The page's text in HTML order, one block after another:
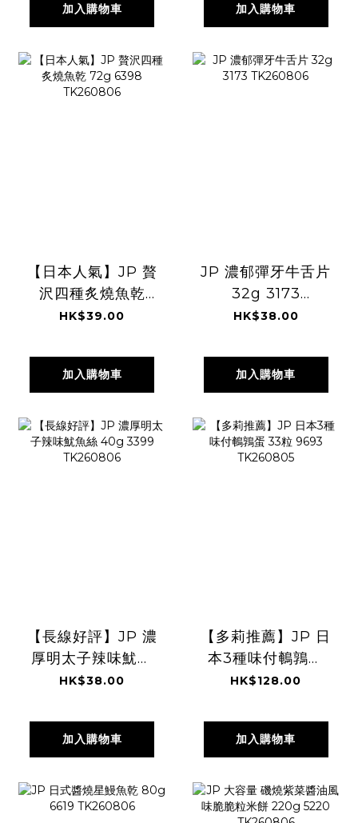
加入購物車 加入購物車
【日本人氣】JP 贅
沢四種炙燒魚乾
72g 6398
HK$39.00
加入購物車
JP 濃郁彈牙牛舌片
32g 3173
TK260806
HK$38.00
加入購物車
【長線好評】JP 濃
厚明太子辣味魷魚
絲 40g 3399
HK$38.00
加入購物車
【多莉推薦】JP 日
本3種味付鵪鶉蛋
33粒 9693
HK$128.00
加入購物車